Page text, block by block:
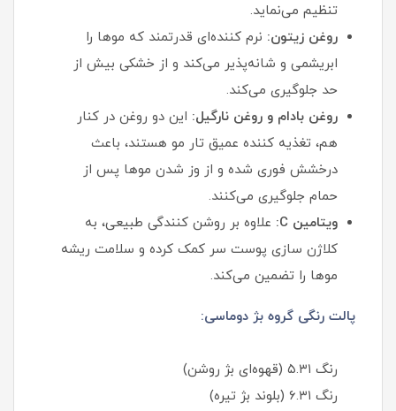
تنظیم می‌نماید.
روغن زیتون: نرم‌ کننده‌ای قدرتمند که موها را
ابریشمی و شانه‌پذیر می‌کند و از خشکی بیش از
حد جلوگیری می‌کند.
روغن بادام و روغن نارگیل: این دو روغن در کنار
هم، تغذیه‌ کننده عمیق تار مو هستند، باعث
درخشش فوری شده و از وز شدن موها پس از
حمام جلوگیری می‌کنند.
ویتامین C:
علاوه بر روشن‌ کنندگی طبیعی، به
کلاژن‌ سازی پوست سر کمک کرده و سلامت ریشه
موها را تضمین می‌کند.
پالت رنگی گروه بژ دوماسی:
رنگ ۵.۳۱ (قهوه‌ای بژ روشن)
رنگ ۶.۳۱ (بلوند بژ تیره)